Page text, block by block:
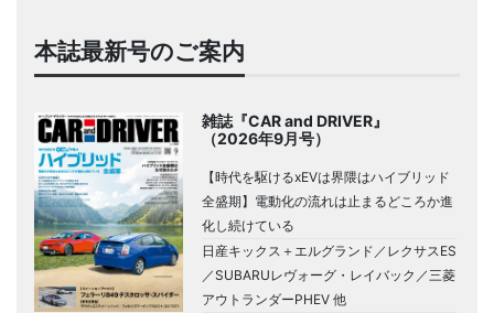
本誌最新号のご案内
雑誌『CAR and DRIVER』
（2026年9月号）
【時代を駆けるxEVは界隈はハイブリッド
全盛期】電動化の流れは止まるどころか進
化し続けている
日産キックス＋エルグランド／レクサスES
／SUBARUレヴォーグ・レイバック／三菱
アウトランダーPHEV 他